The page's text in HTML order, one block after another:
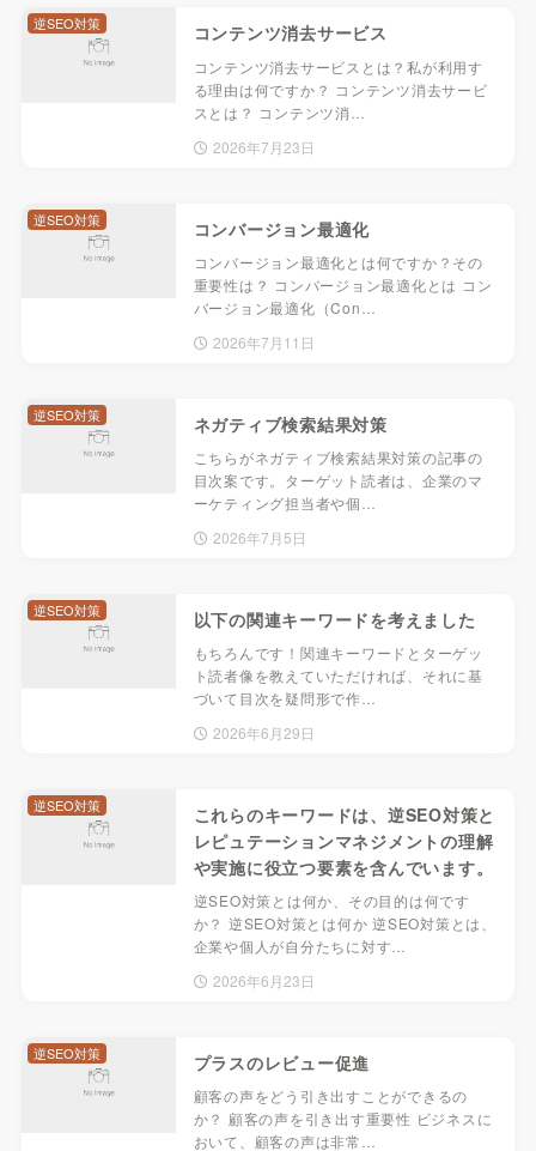
コンテンツ消去サービス
コンテンツ消去サービスとは？私が利用す
る理由は何ですか？ コンテンツ消去サービ
スとは？ コンテンツ消…
2026年7月23日
逆SEO対策
コンバージョン最適化
コンバージョン最適化とは何ですか？その
重要性は？ コンバージョン最適化とは コン
バージョン最適化（Con…
2026年7月11日
逆SEO対策
ネガティブ検索結果対策
こちらがネガティブ検索結果対策の記事の
目次案です。ターゲット読者は、企業のマ
ーケティング担当者や個…
2026年7月5日
逆SEO対策
以下の関連キーワードを考えました
もちろんです！関連キーワードとターゲッ
ト読者像を教えていただければ、それに基
づいて目次を疑問形で作…
2026年6月29日
逆SEO対策
これらのキーワードは、逆SEO対策と
レピュテーションマネジメントの理解
や実施に役立つ要素を含んでいます。
逆SEO対策とは何か、その目的は何です
か？ 逆SEO対策とは何か 逆SEO対策とは、
企業や個人が自分たちに対す…
2026年6月23日
逆SEO対策
プラスのレビュー促進
顧客の声をどう引き出すことができるの
か？ 顧客の声を引き出す重要性 ビジネスに
おいて、顧客の声は非常…
逆SEO対策